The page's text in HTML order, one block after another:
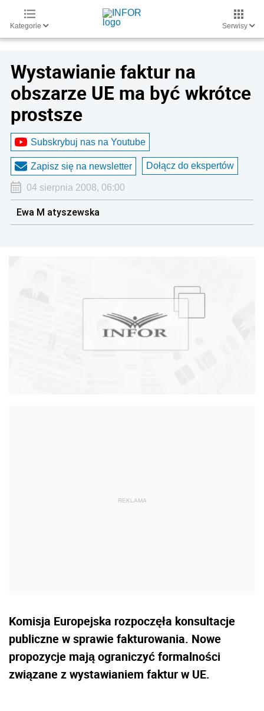
Kategorie Serwisy
Wystawianie faktur na
obszarze UE ma być wkrótce
prostsze
Subskrybuj nas na Youtube
Zapisz się na newsletter Dołącz do ekspertów
04 sierpnia 2008, 06:00
Ewa M atyszewska
Komisja Europejska rozpoczęła konsultacje
publiczne w sprawie fakturowania. Nowe
propozycje mają ograniczyć formalności
związane z wystawianiem faktur w UE.